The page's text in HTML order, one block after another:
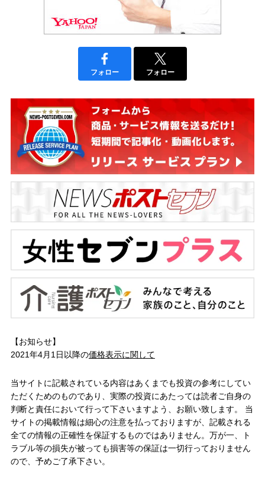
フォロー フォロー
【お知らせ】
2021年4月1日以降の価格表示に関して
当サイトに記載されている内容はあくまでも投資の参考にしてい
ただくためのものであり、実際の投資にあたっては読者ご自身の
判断と責任において行って下さいますよう、お願い致します。 当
サイトの掲載情報は細心の注意を払っておりますが、記載される
全ての情報の正確性を保証するものではありません。万が一、ト
ラブル等の損失が被っても損害等の保証は一切行っておりません
ので、予めご了承下さい。